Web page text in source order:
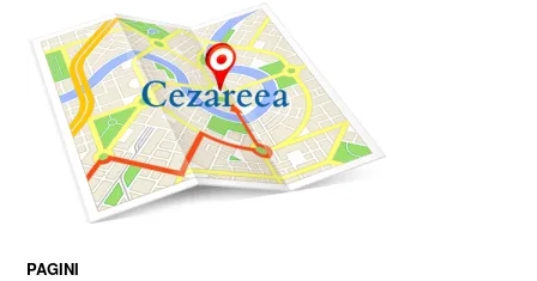
PAGINI